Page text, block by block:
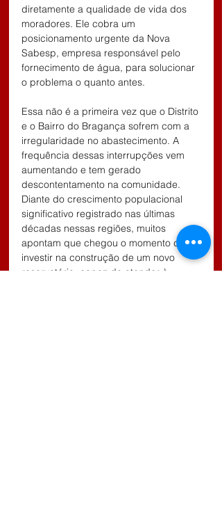
diretamente a qualidade de vida dos
moradores. Ele cobra um
posicionamento urgente da Nova
Sabesp, empresa responsável pelo
fornecimento de água, para solucionar
o problema o quanto antes.
Essa não é a primeira vez que o Distrito
e o Bairro do Bragança sofrem com a
irregularidade no abastecimento. A
frequência dessas interrupções vem
aumentando e tem gerado
descontentamento na comunidade.
Diante do crescimento populacional
significativo registrado nas últimas
décadas nessas regiões, muitos
apontam que chegou o momento de
investir na construção de um novo
reservatório, capaz de atender à